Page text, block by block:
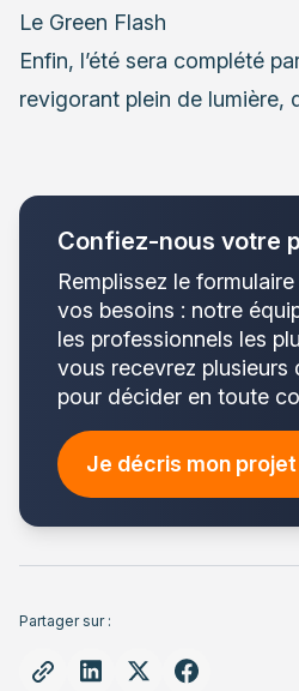
Le Green Flash
Enfin, l’été sera complété
revigorant plein de lumière,
Confiez-nous votre
Remplissez le
vos besoins : notre
les professionnels les
vous recevrez plusieurs
pour décider en toute
Je décris mon projet
Partager sur :